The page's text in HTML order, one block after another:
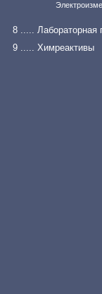
8 ..... Лабораторная
9 ..... Химреактивы